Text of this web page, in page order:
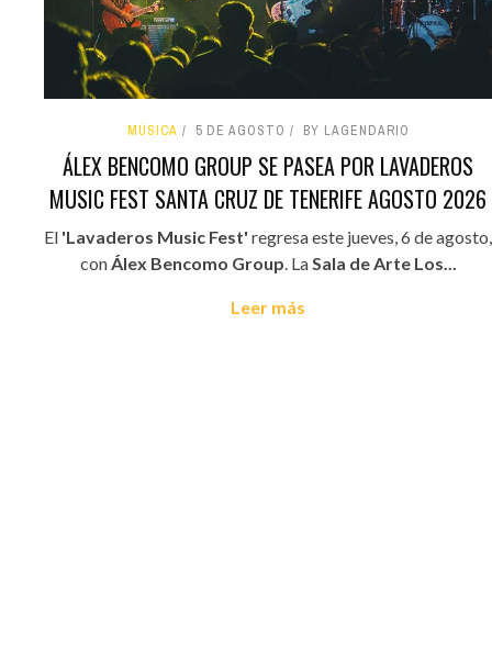
MÚSICA 5 DE AGOSTO BY LAGENDARIO
ÁLEX BENCOMO GROUP SE PASEA POR LAVADEROS
MUSIC FEST SANTA CRUZ DE TENERIFE AGOSTO 2026
El 'Lavaderos Music Fest' regresa este jueves, 6 de agosto,
conÁlex Bencomo Group. LaSala de Arte Los...
Leer más